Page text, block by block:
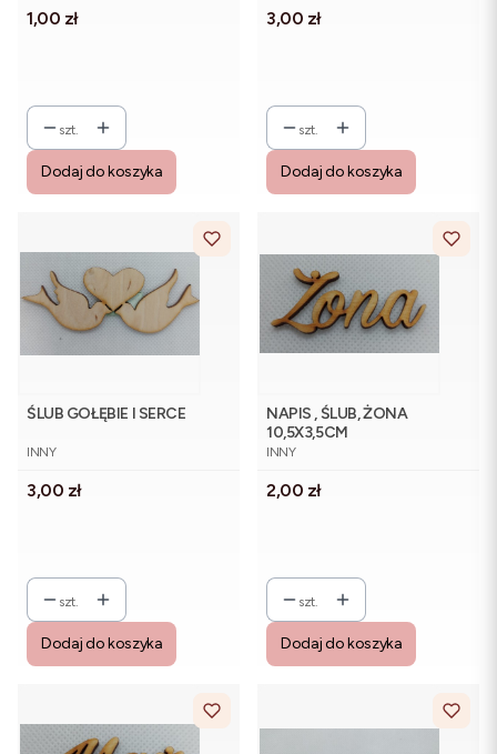
Cena
1,00 zł
szt.
Dodaj do koszyka
Cena
3,00 zł
szt.
Dodaj do koszyka
ŚLUB GOŁĘBIE I SERCE
PRODUCENT
INNY
Cena
3,00 zł
szt.
Dodaj do koszyka
NAPIS , ŚLUB, ŻONA
10,5X3,5CM
PRODUCENT
INNY
Cena
2,00 zł
szt.
Dodaj do koszyka